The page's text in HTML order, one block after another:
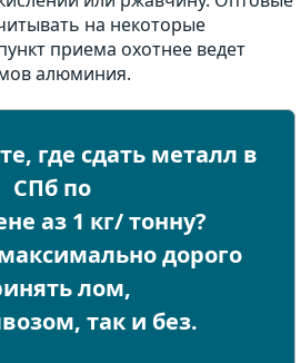
на некоторые
приема охотнее ведет
алюминия.
где сдать металл в
СПб по
аз 1 кг/ тонну?
дорого
лом,
так и без.